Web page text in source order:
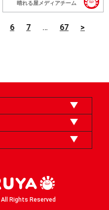
晴れる屋メディアチーム
6 7 … 67 >
Rights Reserved